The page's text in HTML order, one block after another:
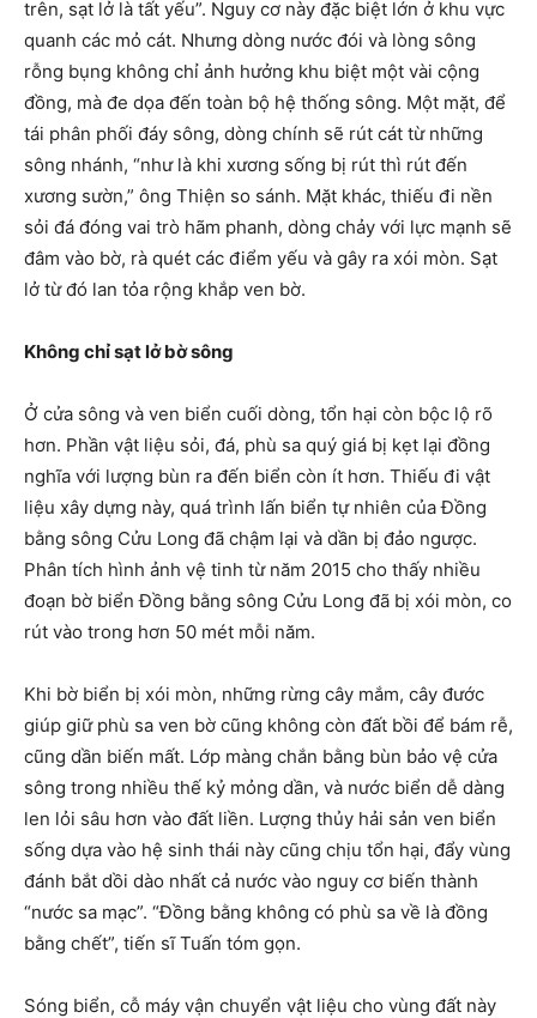
trên, sạt lở là tất yếu”. Nguy cơ này đặc biệt lớn ở khu vực
quanh các mỏ cát. Nhưng dòng nước đói và lòng sông
rỗng bụng không chỉ ảnh hưởng khu biệt một vài cộng
đồng, mà đe dọa đến toàn bộ hệ thống sông. Một mặt, để
tái phân phối đáy sông, dòng chính sẽ rút cát từ những
sông nhánh, “như là khi xương sống bị rút thì rút đến
xương sườn,” ông Thiện so sánh. Mặt khác, thiếu đi nền
sỏi đá đóng vai trò hãm phanh, dòng chảy với lực mạnh sẽ
đâm vào bờ, rà quét các điểm yếu và gây ra xói mòn. Sạt
lở từ đó lan tỏa rộng khắp ven bờ.
Không chỉ sạt lở bờ sông
Ở cửa sông và ven biển cuối dòng, tổn hại còn bộc lộ rõ
hơn. Phần vật liệu sỏi, đá, phù sa quý giá bị kẹt lại đồng
nghĩa với lượng bùn ra đến biển còn ít hơn. Thiếu đi vật
liệu xây dựng này, quá trình lấn biển tự nhiên của Đồng
bằng sông Cửu Long đã chậm lại và dần bị đảo ngược.
Phân tích hình ảnh vệ tinh từ năm 2015 cho thấy nhiều
đoạn bờ biển Đồng bằng sông Cửu Long đã bị xói mòn, co
rút vào trong hơn 50 mét mỗi năm.
Khi bờ biển bị xói mòn, những rừng cây mắm, cây đước
giúp giữ phù sa ven bờ cũng không còn đất bồi để bám rễ,
cũng dần biến mất. Lớp màng chắn bằng bùn bảo vệ cửa
sông trong nhiều thế kỷ mỏng dần, và nước biển dễ dàng
len lỏi sâu hơn vào đất liền. Lượng thủy hải sản ven biển
sống dựa vào hệ sinh thái này cũng chịu tổn hại, đẩy vùng
đánh bắt dồi dào nhất cả nước vào nguy cơ biến thành
“nước sa mạc”. “Đồng bằng không có phù sa về là đồng
bằng chết”, tiến sĩ Tuấn tóm gọn.
Sóng biển, cỗ máy vận chuyển vật liệu cho vùng đất này